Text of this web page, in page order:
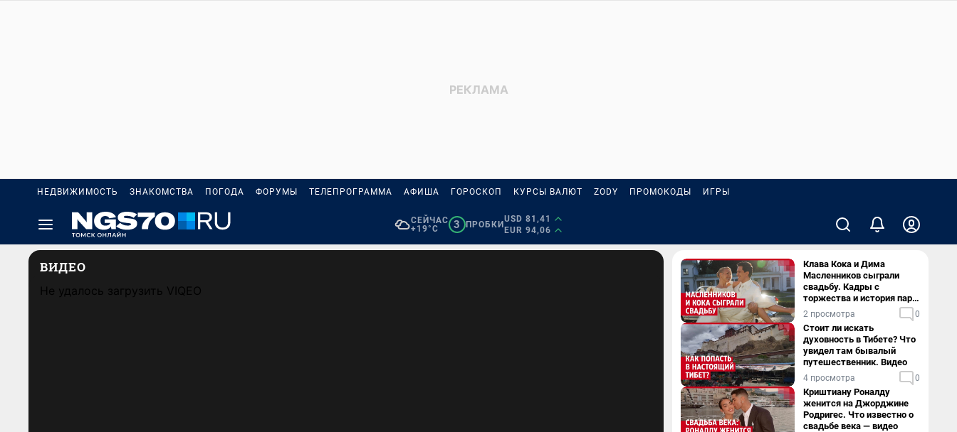
НЕДВИЖИМОСТЬ ЗНАКОМСТВА ПОГОДА ФОРУМЫ ТЕЛЕПРОГРАММА АФИША ГОРОСКОП КУРСЫ ВАЛЮТ ZODY ПРОМОКОДЫ ИГРЫ
СЕЙЧАС
+19°C
3 ПРОБКИ
USD 81,41
EUR 94,06
ВИДЕО
Не удалось загрузить VIQEO
Клава Кока и Дима
Масленников сыграли
свадьбу. Кадры с
торжества и история пары
— в видео
2 просмотра 0
Стоит ли искать
духовность в Тибете? Что
увидел там бывалый
путешественник. Видео
4 просмотра 0
Криштиану Роналду
женится на Джорджине
Родригес. Что известно о
свадьбе века — видео